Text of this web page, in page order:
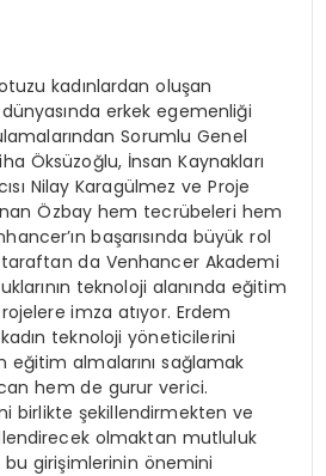
kadınlardan oluşan
erkek egemenliği
Sorumlu Genel
Öksüzoğlu, İnsan Kaynakları
Nilay Karagülmez ve Proje
Özbay hem tecrübeleri hem
başarısında büyük rol
da Venhancer Akademi
teknoloji alanında eğitim
imza atıyor. Erdem
teknoloji yöneticilerini
eğitim almalarını sağlamak
hem de gurur verici.
birlikte şekillendirmekten ve
olmaktan mutluluk
bu girişimlerinin önemini